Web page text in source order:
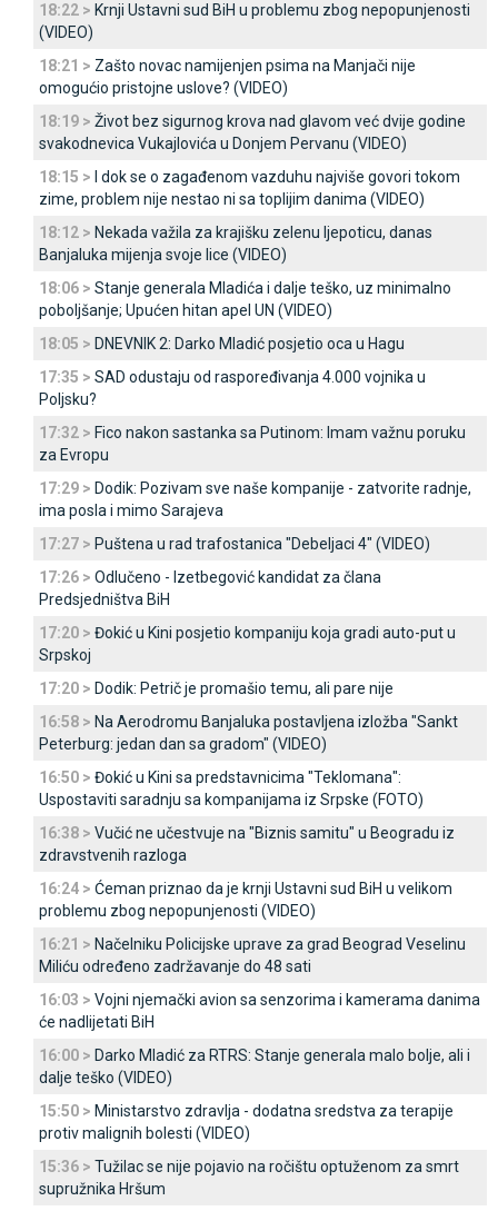
18:22 > Krnji Ustavni sud BiH u problemu zbog nepopunjenosti
(VIDEO)
18:21 > Zašto novac namijenjen psima na Manjači nije
omogućio pristojne uslove? (VIDEO)
18:19 > Život bez sigurnog krova nad glavom već dvije godine
svakodnevica Vukajlovića u Donjem Pervanu (VIDEO)
18:15 >
I dok se o zagađenom vazduhu najviše govori tokom
zime, problem nije nestao ni sa toplijim danima (VIDEO)
18:12 > Nekada važila za krajišku zelenu ljepoticu, danas
Banjaluka mijenja svoje lice (VIDEO)
18:06 > Stanje generala Mladića i dalje teško, uz minimalno
poboljšanje; Upućen hitan apel UN (VIDEO)
18:05 > DNEVNIK 2: Darko Mladić posjetio oca u Hagu
17:35 > SAD odustaju od raspoređivanja 4.000 vojnika u
Poljsku?
17:32 > Fico nakon sastanka sa Putinom: Imam važnu poruku
za Evropu
17:29 > Dodik: Pozivam sve naše kompanije - zatvorite radnje,
ima posla i mimo Sarajeva
17:27 > Puštena u rad trafostanica "Debeljaci 4" (VIDEO)
17:26 > Odlučeno - Izetbegović kandidat za člana
Predsjedništva BiH
17:20 > Đokić u Kini posjetio kompaniju koja gradi auto-put u
Srpskoj
17:20 > Dodik: Petrič je promašio temu, ali pare nije
16:58 > Na Aerodromu Banjaluka postavljena izložba "Sankt
Peterburg: jedan dan sa gradom" (VIDEO)
16:50 > Đokić u Kini sa predstavnicima "Teklomana":
Uspostaviti saradnju sa kompanijama iz Srpske (FOTO)
16:38 > Vučić ne učestvuje na "Biznis samitu" u Beogradu iz
zdravstvenih razloga
16:24 > Ćeman priznao da je krnji Ustavni sud BiH u velikom
problemu zbog nepopunjenosti (VIDEO)
16:21 > Načelniku Policijske uprave za grad Beograd Veselinu
Miliću određeno zadržavanje do 48 sati
16:03 > Vojni njemački avion sa senzorima i kamerama danima
će nadlijetati BiH
16:00 > Darko Mladić za RTRS: Stanje generala malo bolje, ali i
dalje teško (VIDEO)
15:50 > Ministarstvo zdravlja - dodatna sredstva za terapije
protiv malignih bolesti (VIDEO)
15:36 > Tužilac se nije pojavio na ročištu optuženom za smrt
supružnika Hršum